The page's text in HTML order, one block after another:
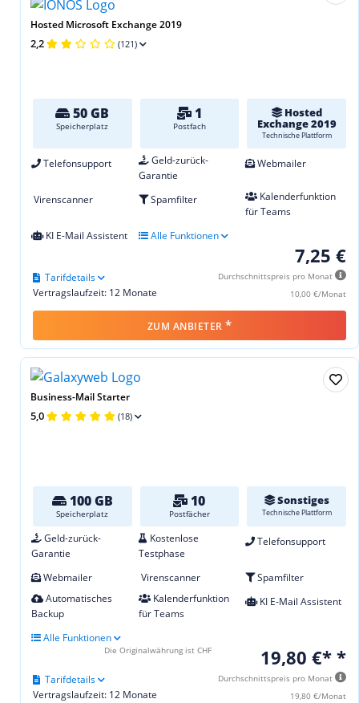
Hosted Microsoft Exchange 2019
2,2 (121)
50 GB
Speicherplatz
1
Postfach
Hosted
Exchange 2019
Technische Plattform
Telefonsupport
Geld-zurück-
Garantie
Webmailer
Virenscanner Spamfilter
Kalenderfunktion
für Teams
KI E-Mail Assistent
Alle Funktionen
7,25 €
Durchschnittspreis pro Monat
10,00 €/Monat
Vertragslaufzeit: 12 Monate
Tarifdetails
ZUM ANBIETER *
Business-Mail Starter
5,0 (18)
100 GB
Speicherplatz
10
Postfächer
Sonstiges
Technische Plattform
Geld-zurück-
Garantie
Kostenlose
Testphase
Telefonsupport
Webmailer Virenscanner
Spamfilter
Automatisches
Backup
Kalenderfunktion
für Teams
KI E-Mail Assistent
Alle Funktionen
19,80 €* *
Durchschnittspreis pro Monat
19,80 €/Monat
Vertragslaufzeit: 12 Monate
Tarifdetails
Die Originalwährung ist CHF